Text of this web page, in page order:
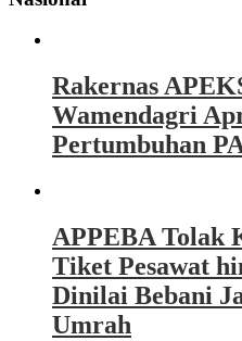
Rakernas
Wamendagri
Pertumbuhan
APPEBA Tolak
Tiket Pesawat
Dinilai Bebani
Umrah